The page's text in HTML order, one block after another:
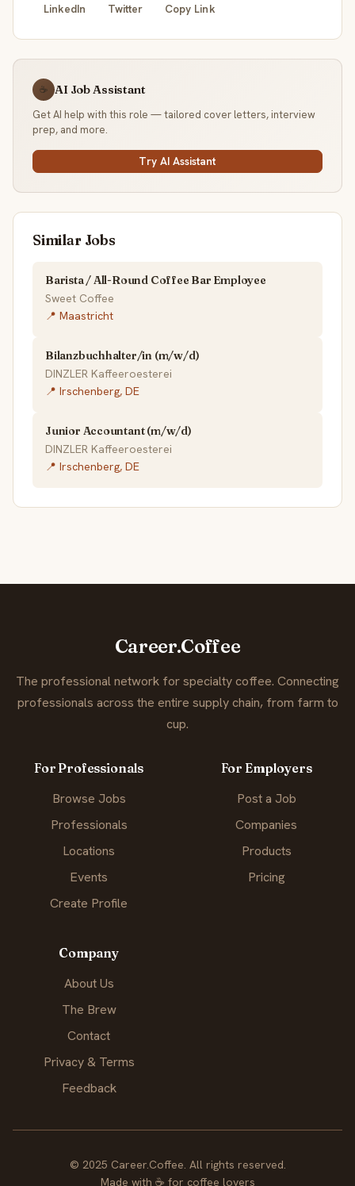
LinkedIn Twitter Copy Link
☕ AI Job Assistant
Get AI help with this role — tailored cover letters, interview
prep, and more.
Try AI Assistant
Similar Jobs
Barista / All-Round Coffee Bar Employee
Sweet Coffee
📍 Maastricht
Bilanzbuchhalter/in (m/w/d)
DINZLER Kaffeeroesterei
📍 Irschenberg, DE
Junior Accountant (m/w/d)
DINZLER Kaffeeroesterei
📍 Irschenberg, DE
Career.Coffee
The professional network for specialty coffee. Connecting
professionals across the entire supply chain, from farm to
cup.
For Professionals
Browse Jobs
Professionals
Locations
Events
Create Profile
For Employers
Post a Job
Companies
Products
Pricing
Company
About Us
The Brew
Contact
Privacy & Terms
Feedback
© 2025 Career.Coffee. All rights reserved.
Made with ☕ for coffee lovers